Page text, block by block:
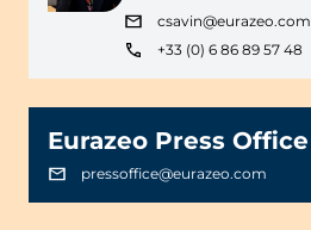
OFFICER
csavin@eurazeo.com
+33 (0) 6 86 89 57 48
Eurazeo Press Office
pressoffice@eurazeo.com